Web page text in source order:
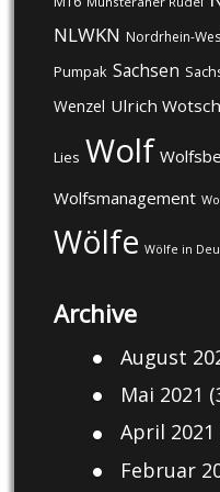
NLWKN Nordrhein-
Pumpak Sachsen
Wenzel Ulrich
Lies Wolf
Wolfsmanagement
Wölfe Wölfe in
Archive
August
Mai 2021
April 2021
Februar